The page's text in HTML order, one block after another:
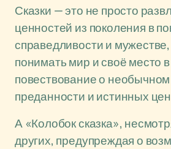
Сказки — это не просто
ценностей из поколения в
справедливости и
понимать мир и своё место
повествование о необычном
преданности и истинных
А «Колобок сказка»,
других, предупреждая о